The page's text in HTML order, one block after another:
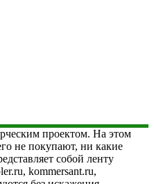
проектом. На этом
не покупают, ни какие
собой ленту
kommersant.ru,